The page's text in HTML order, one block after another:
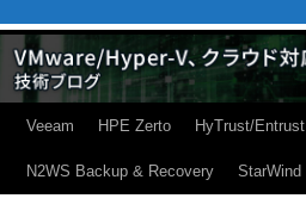
Veeam HPE Zerto HyTrust/Entrust
N2WS Backup & Recovery StarWind